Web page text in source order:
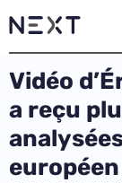
Vidéo
a reçu
européen